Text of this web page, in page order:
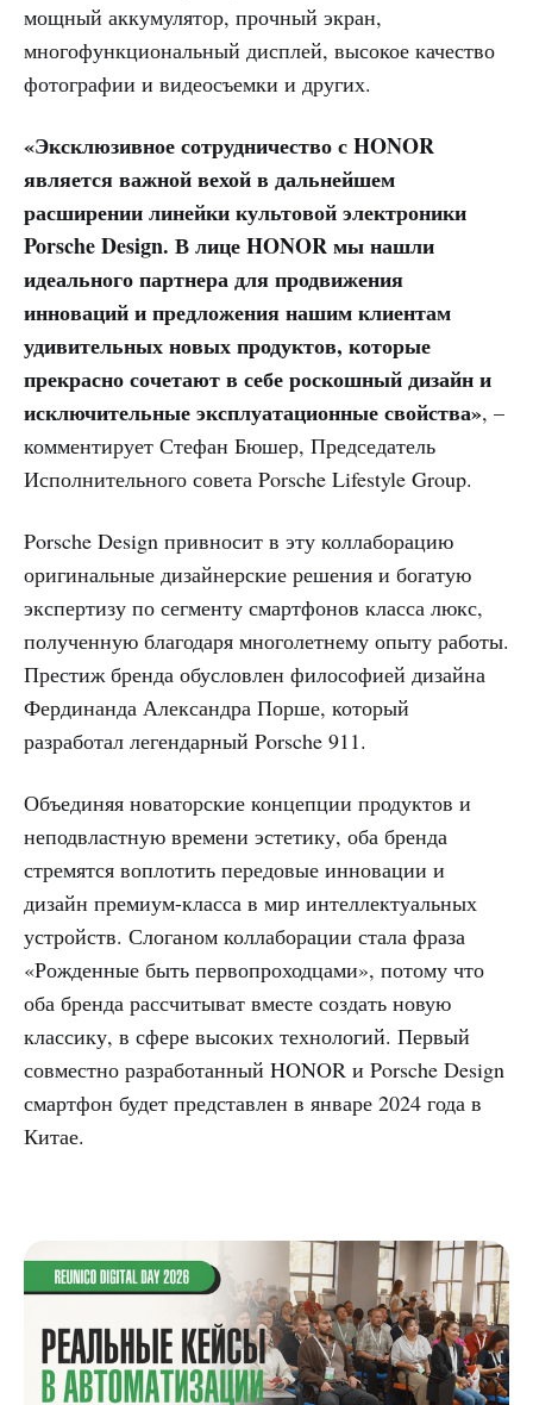
мощный аккумулятор, прочный экран,
многофункциональный дисплей, высокое качество
фотографии и видеосъемки и других.
«Эксклюзивное сотрудничество с HONOR
является важной вехой в дальнейшем
расширении линейки культовой электроники
Porsche Design. В лице HONOR мы нашли
идеального партнера для продвижения
инноваций и предложения нашим клиентам
удивительных новых продуктов, которые
прекрасно сочетают в себе роскошный дизайн и
исключительные эксплуатационные свойства», –
комментирует Стефан Бюшер, Председатель
Исполнительного совета Porsche Lifestyle Group.
Porsche Design привносит в эту коллаборацию
оригинальные дизайнерские решения и богатую
экспертизу по сегменту смартфонов класса люкс,
полученную благодаря многолетнему опыту работы.
Престиж бренда обусловлен философией дизайна
Фердинанда Александра Порше, который
разработал легендарный Porsche 911.
Объединяя новаторские концепции продуктов и
неподвластную времени эстетику, оба бренда
стремятся воплотить передовые инновации и
дизайн премиум-класса в мир интеллектуальных
устройств. Слоганом коллаборации стала фраза
«Рожденные быть первопроходцами», потому что
оба бренда рассчитыват вместе создать новую
классику, в сфере высоких технологий. Первый
совместно разработанный HONOR и Porsche Design
смартфон будет представлен в январе 2024 года в
Китае.